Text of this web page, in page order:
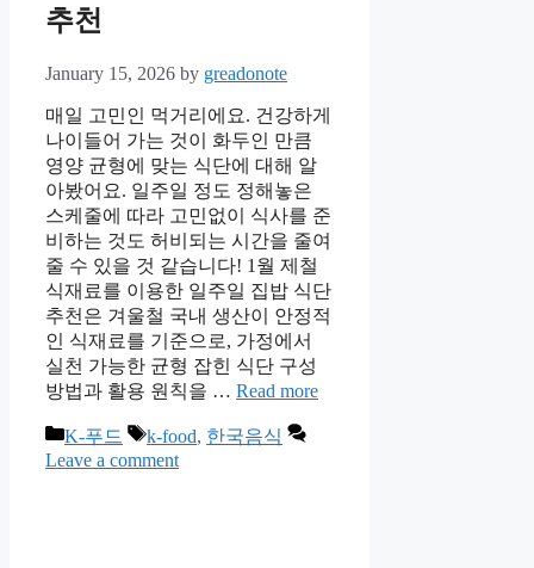
추천
January 15, 2026 by greadonote
매일 고민인 먹거리에요. 건강하게
나이들어 가는 것이 화두인 만큼
영양 균형에 맞는 식단에 대해 알
아봤어요. 일주일 정도 정해놓은
스케줄에 따라 고민없이 식사를 준
비하는 것도 허비되는 시간을 줄여
줄 수 있을 것 같습니다! 1월 제철
식재료를 이용한 일주일 집밥 식단
추천은 겨울철 국내 생산이 안정적
인 식재료를 기준으로, 가정에서
실천 가능한 균형 잡힌 식단 구성
방법과 활용 원칙을 … Read more
Categories
K-푸드 Tags
k-food, 한국음식
Leave a comment